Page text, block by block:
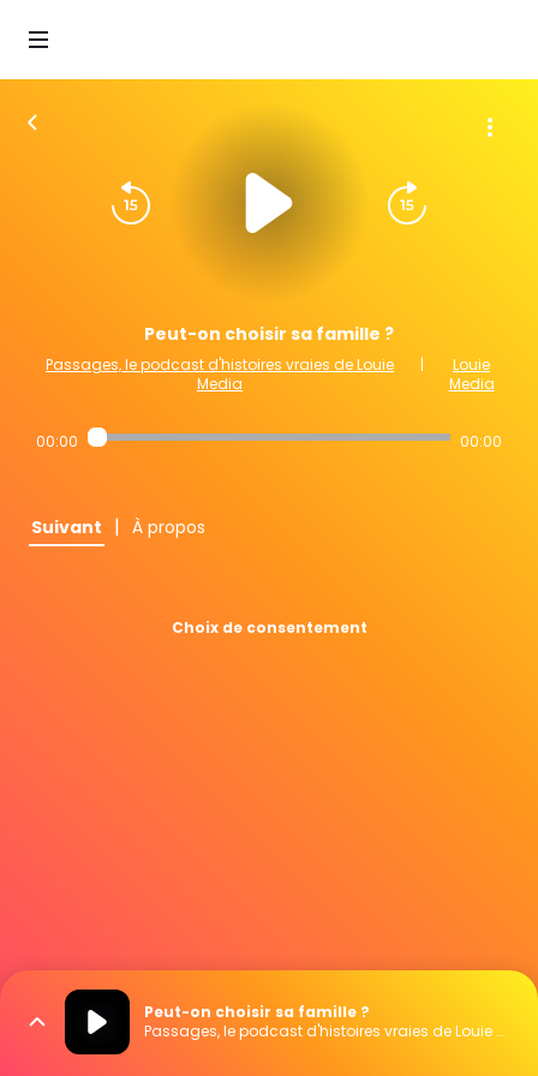
Peut-on choisir sa famille ?
Passages, le podcast d'histoires vraies de Louie
Media
|
Louie
Media
00:00 00:00
Suivant | À propos
Choix de consentement
Peut-on choisir sa famille ?
Passages, le podcast d'histoires vraies de Louie Media